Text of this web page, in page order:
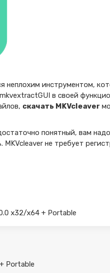
неплохим инструментом,
в своей
скачать MKVcleaver
понятный, вам
MKVcleaver не требует
x32/x64 + Portable
Portable